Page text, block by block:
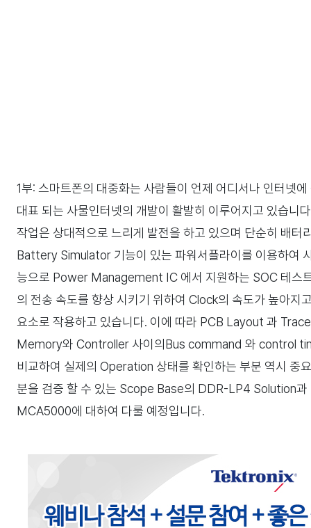
1부: 스마트폰의 대중화는 사람들이 언제 어디서나 인터넷
대표 되는 사물인터넷의 개발이 활발히 이루어지고 있습니
작업은 상대적으로 느리게 발전을 하고 있으며 단순히 배
Battery Simulator 기능이 있는 파워서플라이를 이용하여
능으로 Power Management IC 에서 지원하는 SOC 테스
의 전송 속도를 향상 시키기 위하여 Clock의 속도가 높아
요소로 작용하고 있습니다. 이에 따라 PCB Layout 과
Memory와 Controller 사이의Bus command 와 control
비교하여 실제의 Operation 상태를 확인하는 부분 역시
분을 검증 할 수 있는 Scope Base의 DDR-LP4 Solution
MCA5000에 대하여 다룰 예정입니다.